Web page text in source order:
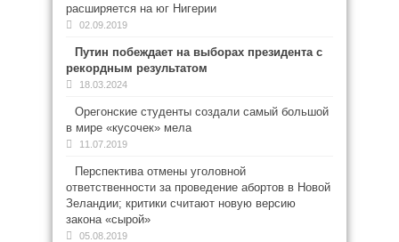
расширяется на юг Нигерии
02.09.2019
Путин побеждает на выборах президента с
рекордным результатом
18.03.2024
Орегонские студенты создали самый большой
в мире «кусочек» мела
11.07.2019
Перспектива отмены уголовной
ответственности за проведение абортов в Новой
Зеландии; критики считают новую версию
закона «сырой»
05.08.2019